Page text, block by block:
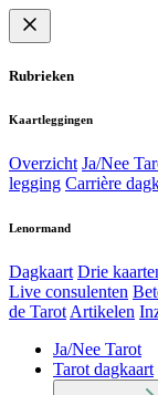
Rubrieken
Kaartleggingen
Overzicht Ja/Nee
legging Carrière
Lenormand
Dagkaart Drie
Live consulenten
de Tarot Artikelen
Ja/Nee Tarot
Tarot dagkaart